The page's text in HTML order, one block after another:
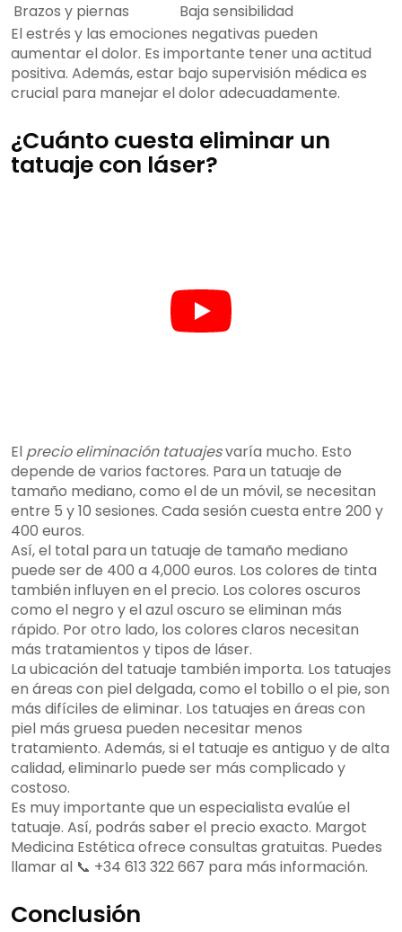
Brazos y piernas
Baja sensibilidad
El estrés y las emociones negativas pueden
aumentar el dolor. Es importante tener una actitud
positiva. Además, estar bajo supervisión médica es
crucial para manejar el dolor adecuadamente.
¿Cuánto cuesta eliminar un
tatuaje con láser?
El precio eliminación tatuajesvaría mucho. Esto
depende de varios factores. Para un tatuaje de
tamaño mediano, como el de un móvil, se necesitan
entre 5 y 10 sesiones. Cada sesión cuesta entre 200 y
400 euros.
Así, el total para un tatuaje de tamaño mediano
puede ser de 400 a 4,000 euros. Los colores de tinta
también influyen en el precio. Los colores oscuros
como el negro y el azul oscuro se eliminan más
rápido. Por otro lado, los colores claros necesitan
más tratamientos y tipos de láser.
La ubicación del tatuaje también importa. Los tatuajes
en áreas con piel delgada, como el tobillo o el pie, son
más difíciles de eliminar. Los tatuajes en áreas con
piel más gruesa pueden necesitar menos
tratamiento. Además, si el tatuaje es antiguo y de alta
calidad, eliminarlo puede ser más complicado y
costoso.
Es muy importante que un especialista evalúe el
tatuaje. Así, podrás saber el precio exacto. Margot
Medicina Estética ofrece consultas gratuitas. Puedes
llamar al 📞 +34 613 322 667 para más información.
Conclusión